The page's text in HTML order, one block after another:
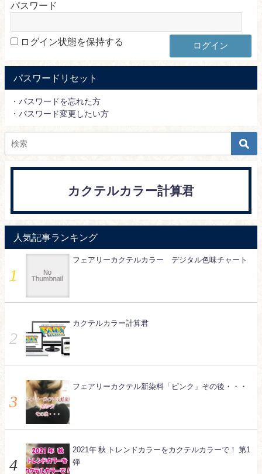
パスワード
ログイン状態を保持する
パスワードリセット
・パスワードを忘れた方
・パスワード変更したい方
カクテルカラー計算君
人気記事ランキング
フェアリーカクテルカラー デジタル色味チャート
カクテルカラー計算君
フェアリーカクテル新染料「ピンク」その後・・・
2021年 秋 トレンドカラーをカクテルカラーで！ 第1
弾